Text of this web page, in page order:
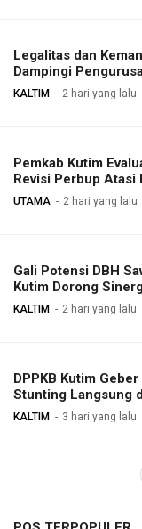
Legalitas dan
Dampingi
KALTIM 2 hari yang lalu
Pemkab Kutim
Revisi Perbup Atasi
UTAMA 2 hari yang lalu
Gali Potensi DBH
Kutim Dorong
KALTIM 2 hari yang lalu
DPPKB Kutim
Stunting Langsung
KALTIM 3 hari yang lalu